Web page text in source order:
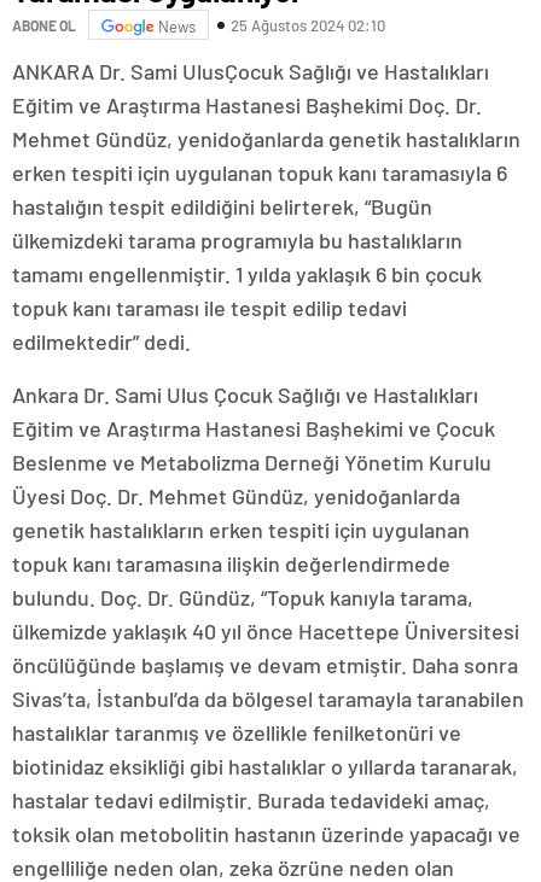
ABONE OL News 25 Ağustos 2024 02:10
ANKARA Dr. Sami UlusÇocuk Sağlığı ve Hastalıkları
Eğitim ve Araştırma Hastanesi Başhekimi Doç. Dr.
Mehmet Gündüz, yenidoğanlarda genetik hastalıkların
erken tespiti için uygulanan topuk kanı taramasıyla 6
hastalığın tespit edildiğini belirterek, “Bugün
ülkemizdeki tarama programıyla bu hastalıkların
tamamı engellenmiştir. 1 yılda yaklaşık 6 bin çocuk
topuk kanı taraması ile tespit edilip tedavi
edilmektedir” dedi.
Ankara Dr. Sami Ulus Çocuk Sağlığı ve Hastalıkları
Eğitim ve Araştırma Hastanesi Başhekimi ve Çocuk
Beslenme ve Metabolizma Derneği Yönetim Kurulu
Üyesi Doç. Dr. Mehmet Gündüz, yenidoğanlarda
genetik hastalıkların erken tespiti için uygulanan
topuk kanı taramasına ilişkin değerlendirmede
bulundu. Doç. Dr. Gündüz, “Topuk kanıyla tarama,
ülkemizde yaklaşık 40 yıl önce Hacettepe Üniversitesi
öncülüğünde başlamış ve devam etmiştir. Daha sonra
Sivas’ta, İstanbul’da da bölgesel taramayla taranabilen
hastalıklar taranmış ve özellikle fenilketonüri ve
biotinidaz eksikliği gibi hastalıklar o yıllarda taranarak,
hastalar tedavi edilmiştir. Burada tedavideki amaç,
toksik olan metobolitin hastanın üzerinde yapacağı ve
engelliliğe neden olan, zeka özrüne neden olan